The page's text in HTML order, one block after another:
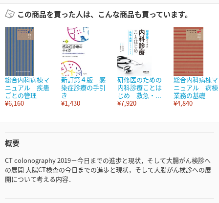
この商品を買った人は、こんな商品も買っています。
総合内科病棟マ
ニュアル 疾患
ごとの管理
¥6,160
新訂第４版 感
染症診療の手引
き
¥1,430
研修医のための
内科診療ことは
じめ 救急・...
¥7,920
総合内科病棟マ
ニュアル 病棟
業務の基礎
¥4,840
概要
CT colonography 2019－今日までの進歩と現状，そして大腸がん検診へ
の展開 大腸CT検査の今日までの進歩と現状，そして大腸がん検診への展
開について考える内容．